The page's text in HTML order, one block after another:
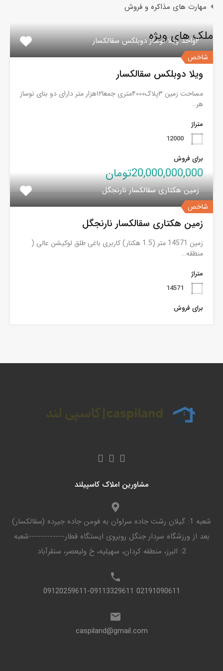
مهارت های مذاکره و فروش
ملک های ویژه
شاخص
۲واحد ویلا نوساز دوبلکس سقالکسار
ویلا دوبلکس سقالکسار
مساحت زمین ۳پلاک۴۰۰۰متری جمعا۱۲هزار متر دارای دو بنای نوساز
هر…
متراژ
12000
برای فروش
20,000,000,000تومان
شاخص
زمین هکتاری سقالکسار نارنجگل
زمین هکتاری سقالکسار نارنجگل
زمین 14571 متر (1.5 هکتار) کاربری باغی طلق لوکیشن عالی (
منطقه…
متراژ
14571
برای فروش
مشاورین املاک کاسپیلند
شعبه 1: گیلان رشت جاده سراوان به فومن جاده جیرده (سقالکسار)
بعد از ورزشگاه سردار جنگل روبروی ایستگاه قطار------------شعبه
2: البرز، منطقه کردان، سهیلیه، خ ولیعصر، سنقرآباد
02191090611 09120259611-09113329611
caspiland@gmail.com